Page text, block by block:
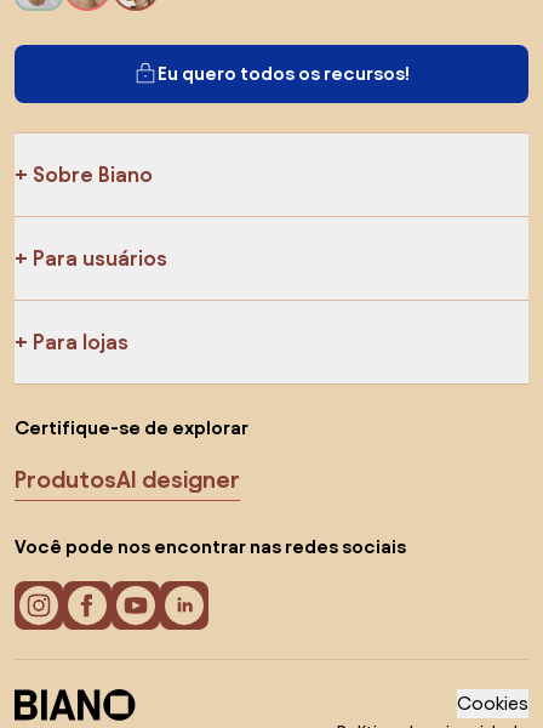
Eu quero todos os recursos!
Sobre Biano
Para usuários
Para lojas
Certifique-se de explorar
ProdutosAI designer
Você pode nos encontrar nas redes sociais
Cookies